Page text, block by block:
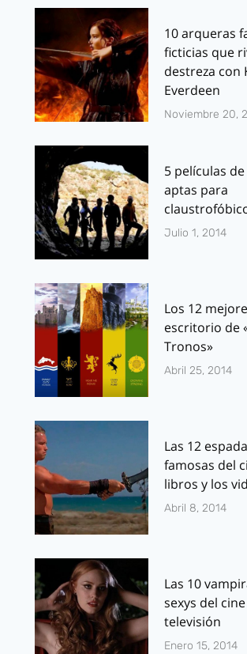
10 arqueras
ficticias que
destreza con
Everdeen
Noviembre 20,
5 películas
aptas para
Julio 1, 2014
Los 12
escritorio de
Tronos»
Abril 25, 2014
Las 12
famosas del
libros y los
Abril 8, 2014
Las 10
sexys del
televisión
Enero 15, 2014